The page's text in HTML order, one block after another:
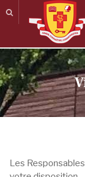
Les
Panneau de gestion